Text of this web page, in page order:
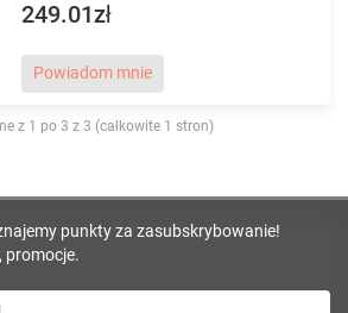
249.01zł
Powiadom mnie
z 1 po 3 z 3 (całkowite 1 stron)
punkty za zasubskrybowanie!
promocje.